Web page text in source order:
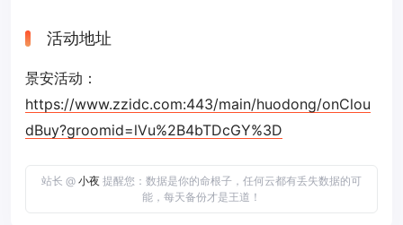
活动地址
景安活动：
https://www.zzidc.com:443/main/huodong/onClou
dBuy?groomid=lVu%2B4bTDcGY%3D
站长 @ 小夜 提醒您：数据是你的命根子，任何云都有丢失数据的可
能，每天备份才是王道！